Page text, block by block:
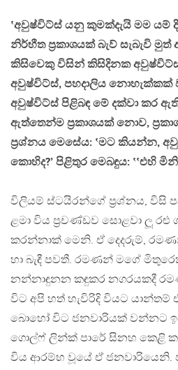
‛අවුෂ්විට්ස් යනු කුමක්දැයි මම යම්
නිර්භීත ප්‍රකාශයක් බැව් සැබැවි
කිසිවෙකු විසින් කිසිදිනක
අවුෂ්විට්ස්, පහදාලිය නොහැක්කක්
අවුෂ්විට්ස් පිළිබඳ මේ දක්වා කර
ඇත්තෙන්ම ප්‍රකාශයක් නොව,
ප්‍රශ්නය මෙසේය: ‛මට කියන්න,
කොහිද?’ පිළිතුර මෙබඳුය: ‛‛එහි
විලියම් ස්ටයිරන්ගේ ප්‍රශ්නය, විසි
ළමා විය ප්‍රචණ්ඩව සොළවා ලූ රළු
කරන්නාක් මෙනි. ඒ දෙදරුම්,
හා බැඳී පවතී. රමණන් මගේ
නන්නාඳුනන කඳුකර නගරයකදී
විට අපි හත් හැවිරිදි වියට
බොහෝ විට ජනවාරියක් වන්නට
ගොල්ෆ් ලින්ක් පාරේ සිනහ කෙළි
විය ආරම්භ වූයේ ඒ ජනවාරියෙනි.